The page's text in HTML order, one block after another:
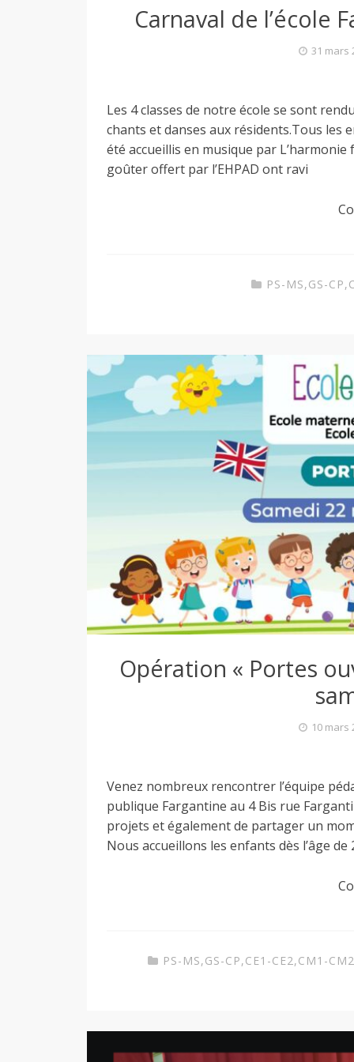
Carnaval de l’école
31 mars
Les 4 classes de notre école se sont
chants et danses aux résidents.Tous les
été accueillis en musique par
goûter offert par l’EHPAD ont ravi
PS-MS,GS-CP,
Opération « Portes
10 mars
Venez nombreux rencontrer l’équipe
publique Fargantine au 4 Bis rue
projets et également de partager un
Nous accueillons les enfants dès l’âge
PS-MS,GS-CP,CE1-CE2,CM1-CM2